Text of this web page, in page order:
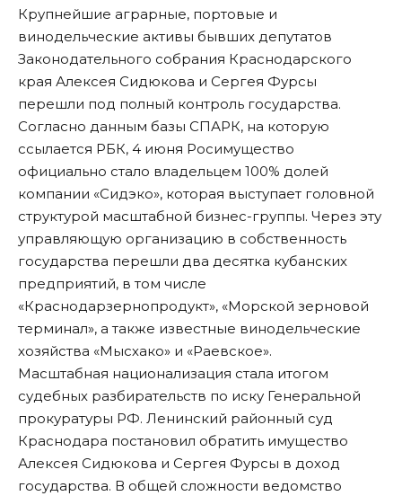
Крупнейшие аграрные, портовые и
винодельческие активы бывших депутатов
Законодательного собрания Краснодарского
края Алексея Сидюкова и Сергея Фурсы
перешли под полный контроль государства.
Согласно данным базы СПАРК, на которую
ссылается РБК, 4 июня Росимущество
официально стало владельцем 100% долей
компании «Сидэко», которая выступает головной
структурой масштабной бизнес-группы. Через эту
управляющую организацию в собственность
государства перешли два десятка кубанских
предприятий, в том числе
«Краснодарзернопродукт», «Морской зерновой
терминал», а также известные винодельческие
хозяйства «Мысхако» и «Раевское».
Масштабная национализация стала итогом
судебных разбирательств по иску Генеральной
прокуратуры РФ. Ленинский районный суд
Краснодара постановил обратить имущество
Алексея Сидюкова и Сергея Фурсы в доход
государства. В общей сложности ведомство